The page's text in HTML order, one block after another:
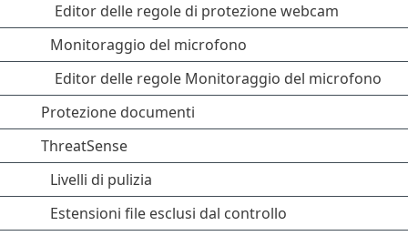
Editor delle regole di protezione webcam
Monitoraggio del microfono
Editor delle regole Monitoraggio del microfono
Protezione documenti
ThreatSense
Livelli di pulizia
Estensioni file esclusi dal controllo